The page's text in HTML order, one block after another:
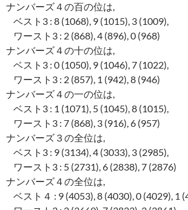
ナンバーズ４の百の位は,
ベスト3 : 8 (1068), 9 (1015), 3 (1009),
ワースト3 : 2 (868), 4 (896), 0 (968)
ナンバーズ４の十の位は,
ベスト3 : 0 (1050), 9 (1046), 7 (1022),
ワースト3 : 2 (857), 1 (942), 8 (946)
ナンバーズ４の一の位は,
ベスト3 : 1 (1071), 5 (1045), 8 (1015),
ワースト3 : 7 (868), 3 (916), 6 (957)
ナンバーズ３の全位は,
ベスト3 : 9 (3134), 4 (3033), 3 (2985),
ワースト3 : 5 (2731), 6 (2838), 7 (2876)
ナンバーズ４の全位は,
ベスト４ : 9 (4053), 8 (4030), 0 (4029), 1